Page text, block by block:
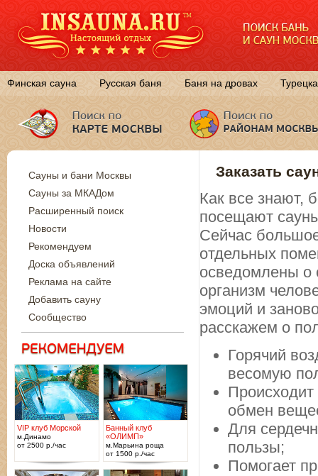
Финская сауна Русская баня Баня на дровах
Заказать
Как все знают,
посещают
Сейчас
отдельных
осведомлены о
организм
эмоций и
расскажем о
Горячий
весомую
Происходит
обмен
Для
пользы;
Помогает
Сауны и бани Москвы
Сауны за МКАДом
Расширенный поиск
Новости
Рекомендуем
Доска объявлений
Реклама на сайте
Добавить сауну
Сообщество
VIP клуб Морской
м.Динамо
от 2500 р./час
Банный клуб
«ОЛИМП»
м.Марьина роща
от 1500 р./час